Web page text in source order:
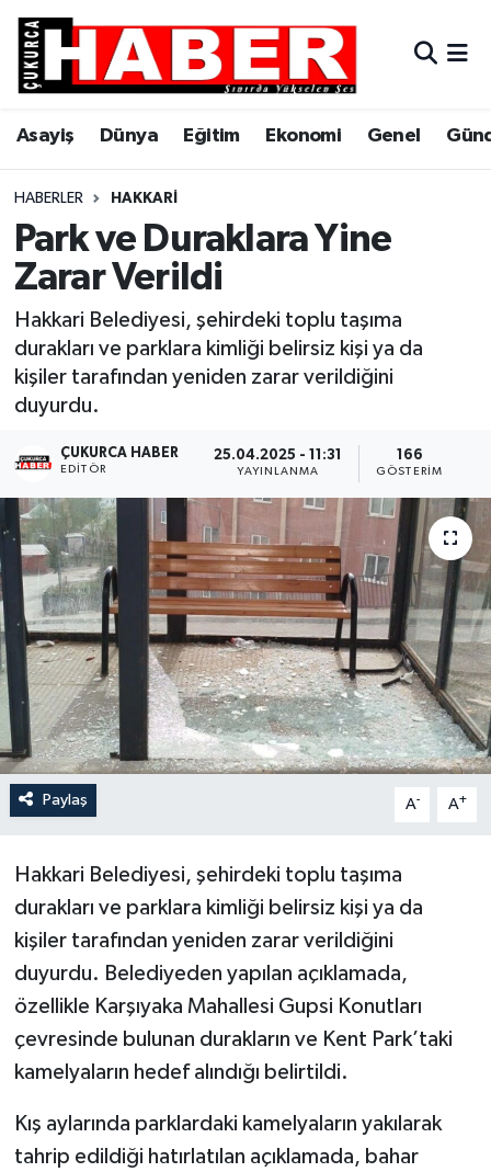
Asayiş Dünya Eğitim Ekonomi Genel
HABERLER HAKKARI
Park ve Duraklara Yine
Zarar Verildi
Hakkari Belediyesi, şehirdeki toplu taşıma
durakları ve parklara kimliği belirsiz kişi ya da
kişiler tarafından yeniden zarar verildiğini
duyurdu.
ÇUKURCA HABER
EDITÖR
25.04.2025 - 11:31
YAYINLANMA
166
GÖSTERIM
Paylaş A- A+
Hakkari Belediyesi, şehirdeki toplu taşıma
durakları ve parklara kimliği belirsiz kişi ya da
kişiler tarafından yeniden zarar verildiğini
duyurdu. Belediyeden yapılan açıklamada,
özellikle Karşıyaka Mahallesi Gupsi Konutları
çevresinde bulunan durakların ve Kent Park’taki
kamelyaların hedef alındığı belirtildi.
Kış aylarında parklardaki kamelyaların yakılarak
tahrip edildiği hatırlatılan açıklamada, bahar
Asayiş
Dünya
Eğitim
Ekonomi
Gündem
Hakkari
Siyaset
Son Dakika
Teknoloji
Yaşam
Hava Durumu
Trafik Durumu
Süper Lig Puan Durumu ve Fikstür
Tüm Manşetler
Haber Arşivi